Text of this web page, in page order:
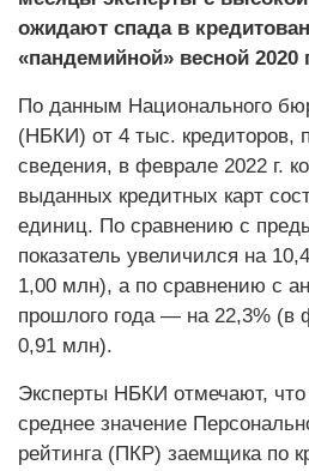
ожидают спада в
«пандемийной» весной 2020
По данным Национального
(НБКИ) от 4 тыс. кредиторов,
сведения, в феврале 2022 г.
выданных кредитных карт
единиц. По сравнению с
показатель увеличился на
1,00 млн), а по сравнению с
прошлого года — на 22,3% (в
0,91 млн).
Эксперты НБКИ отмечают, что
среднее значение
рейтинга (ПКР) заемщика по